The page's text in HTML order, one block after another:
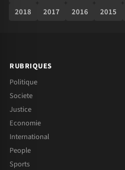
2018
2017 2016 2015
RUBRIQUES
Politique
Societe
Justice
Economie
International
People
Sports